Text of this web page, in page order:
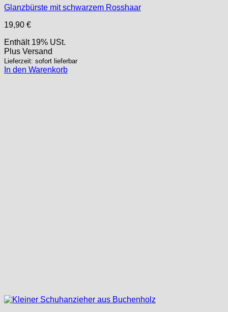
Glanzbürste mit schwarzem Rosshaar
19,90 €
Enthält 19% USt.
Plus Versand
Lieferzeit: sofort lieferbar
In den Warenkorb